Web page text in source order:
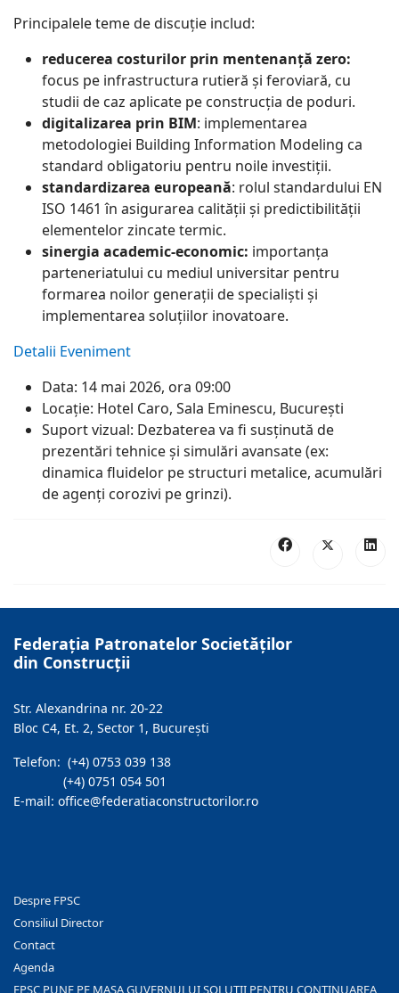
Principalele teme de discuție includ:
reducerea costurilor prin mentenanță zero:
focus pe infrastructura rutieră și feroviară, cu
studii de caz aplicate pe construcția de poduri.
digitalizarea prin BIM: implementarea
metodologiei Building Information Modeling ca
standard obligatoriu pentru noile investiții.
standardizarea europeană: rolul standardului EN
ISO 1461 în asigurarea calității și predictibilității
elementelor zincate termic.
sinergia academic-economic: importanța
parteneriatului cu mediul universitar pentru
formarea noilor generații de specialiști și
implementarea soluțiilor inovatoare.
Detalii Eveniment
Data: 14 mai 2026, ora 09:00
Locație: Hotel Caro, Sala Eminescu, București
Suport vizual: Dezbaterea va fi susținută de
prezentări tehnice și simulări avansate (ex:
dinamica fluidelor pe structuri metalice, acumulări
de agenți corozivi pe grinzi).
Federația Patronatelor Societăților
din Construcții
Str. Alexandrina nr. 20-22
Bloc C4, Et. 2, Sector 1, București
Telefon: (+4) 0753 039 138
(+4) 0751 054 501
E-mail: office@federatiaconstructorilor.ro
Despre FPSC
Consiliul Director
Contact
Agenda
FPSC PUNE PE MASA GUVERNULUI SOLUȚII PENTRU CONTINUAREA